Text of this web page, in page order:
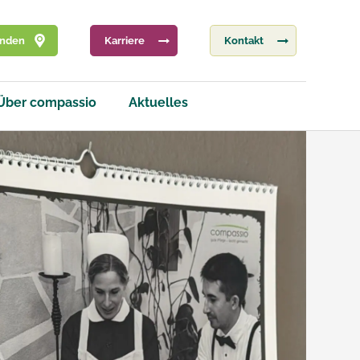
Karriere Kontakt
compassio Aktuelles